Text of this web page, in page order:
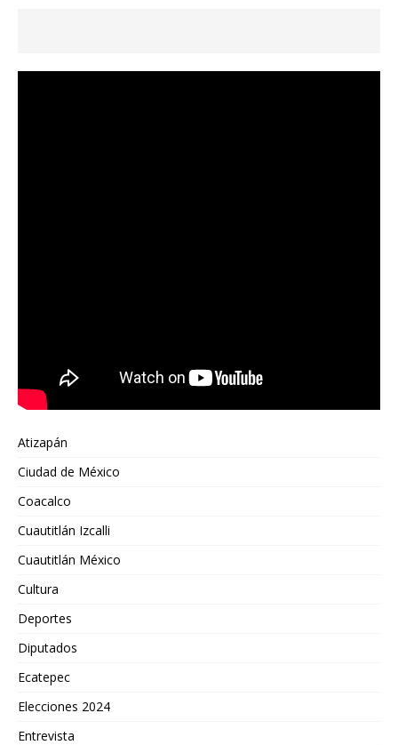
Atizapán
Ciudad de México
Coacalco
Cuautitlán Izcalli
Cuautitlán México
Cultura
Deportes
Diputados
Ecatepec
Elecciones 2024
Entrevista